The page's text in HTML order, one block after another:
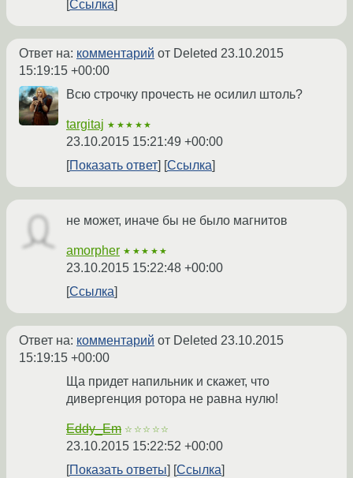
Ссылка
Ответ на: комментарий от Deleted 23.10.2015
15:19:15 +00:00
Всю строчку прочесть не осилил штоль?
targitaj ★★★★★
23.10.2015 15:21:49 +00:00
Показать ответ
Ссылка
не может, иначе бы не было магнитов
amorpher ★★★★★
23.10.2015 15:22:48 +00:00
Ссылка
Ответ на: комментарий от Deleted 23.10.2015
15:19:15 +00:00
Ща придет напильник и скажет, что
дивергенция ротора не равна нулю!
Eddy_Em ☆☆☆☆☆
23.10.2015 15:22:52 +00:00
Показать ответы
Ссылка